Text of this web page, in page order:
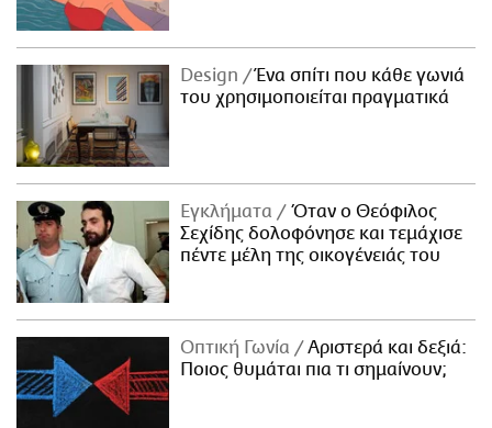
Design
Ένα σπίτι που κάθε γωνιά
του χρησιμοποιείται πραγματικά
Εγκλήματα
Όταν ο Θεόφιλος
Σεχίδης δολοφόνησε και τεμάχισε
πέντε μέλη της οικογένειάς του
Οπτική Γωνία
Αριστερά και δεξιά:
Ποιος θυμάται πια τι σημαίνουν;